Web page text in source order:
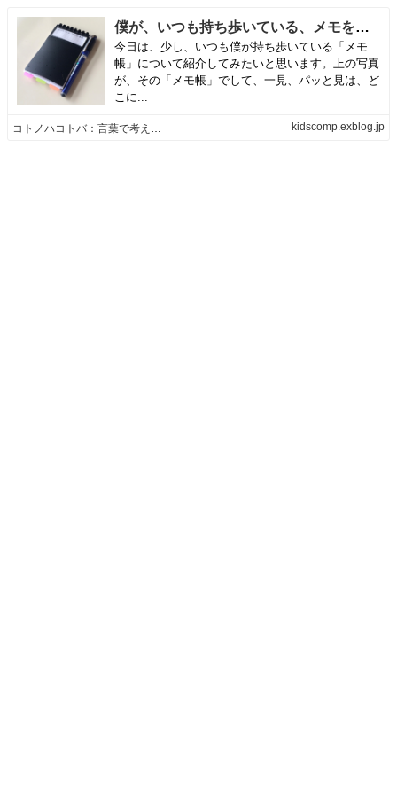
僕が、いつも持ち歩いている、メモを取るためのメモ帳(ツイストリングノートメモ)を公開します。かなり「カスタマイズ」しています。 | コトノハコトバ：言葉で考えるマーケティング [コンテンツ制作のKID'S COMPANYブログ]
今日は、少し、いつも僕が持ち歩いている「メモ
帳」について紹介してみたいと思います。上の写真
が、その「メモ帳」でして、一見、パッと見は、ど
こに...
コトノハコトバ：言葉で考えるマーケティング [コンテンツ制作のKID'S COMPANYブログ] kidscomp.exblog.jp